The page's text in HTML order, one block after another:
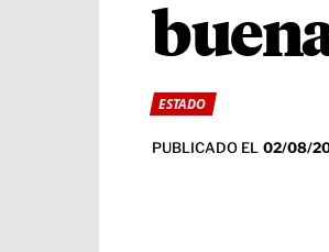
ESTADO
PUBLICADO EL 02/08/